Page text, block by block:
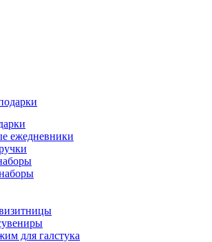
ежедневники
для галстука